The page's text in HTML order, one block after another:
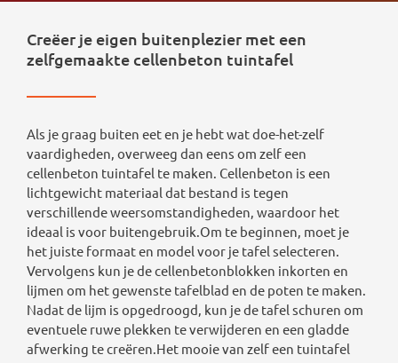
Creëer je eigen buitenplezier met een
zelfgemaakte cellenbeton tuintafel
Als je graag buiten eet en je hebt wat doe-het-zelf
vaardigheden, overweeg dan eens om zelf een
cellenbeton tuintafel te maken. Cellenbeton is een
lichtgewicht materiaal dat bestand is tegen
verschillende weersomstandigheden, waardoor het
ideaal is voor buitengebruik.Om te beginnen, moet je
het juiste formaat en model voor je tafel selecteren.
Vervolgens kun je de cellenbetonblokken inkorten en
lijmen om het gewenste tafelblad en de poten te maken.
Nadat de lijm is opgedroogd, kun je de tafel schuren om
eventuele ruwe plekken te verwijderen en een gladde
afwerking te creëren.Het mooie van zelf een tuintafel